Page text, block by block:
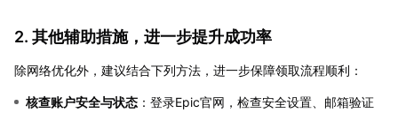
2. 其他辅助措施，进一步提升成功率
除网络优化外，建议结合下列方法，进一步保障领取流程顺利：
核查账户安全与状态 ：登录Epic官网，检查安全设置、邮箱验证